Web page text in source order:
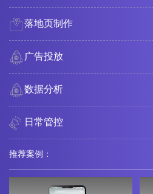
落地页制作
广告投放
数据分析
日常管控
推荐案例：